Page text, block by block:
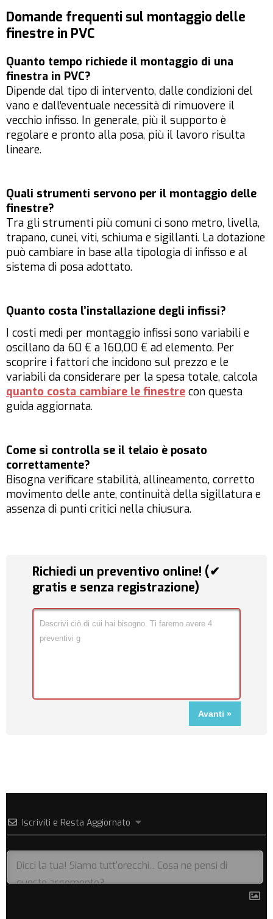
Domande frequenti sul montaggio delle
finestre in PVC
Quanto tempo richiede il montaggio di una
finestra in PVC?
Dipende dal tipo di intervento, dalle condizioni del
vano e dall’eventuale necessità di rimuovere il
vecchio infisso. In generale, più il supporto è
regolare e pronto alla posa, più il lavoro risulta
lineare.
Quali strumenti servono per il montaggio delle
finestre?
Tra gli strumenti più comuni ci sono metro, livella,
trapano, cunei, viti, schiuma e sigillanti. La dotazione
può cambiare in base alla tipologia di infisso e al
sistema di posa adottato.
Quanto costa l’installazione degli infissi?
I costi medi per montaggio infissi sono variabili e
oscillano da 60 € a 160,00 € ad elemento. Per
scoprire i fattori che incidono sul prezzo e le
variabili da considerare per la spesa totale, calcola
quanto costa cambiare le finestre con questa
guida aggiornata.
Come si controlla se il telaio è posato
correttamente?
Bisogna verificare stabilità, allineamento, corretto
movimento delle ante, continuità della sigillatura e
assenza di punti critici nella chiusura.
Richiedi un preventivo online! (✔
gratis e senza registrazione)
Iscriviti e Resta Aggiornato